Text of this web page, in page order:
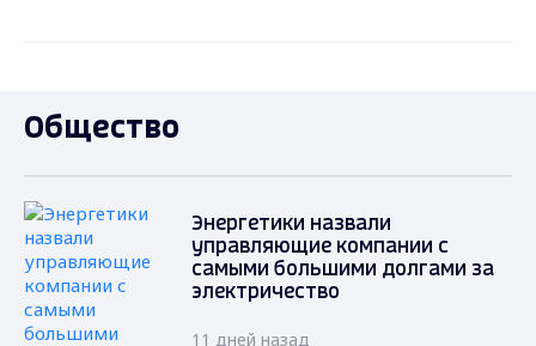
Общество
Энергетики назвали
управляющие компании с
самыми большими долгами за
электричество
11 дней назад